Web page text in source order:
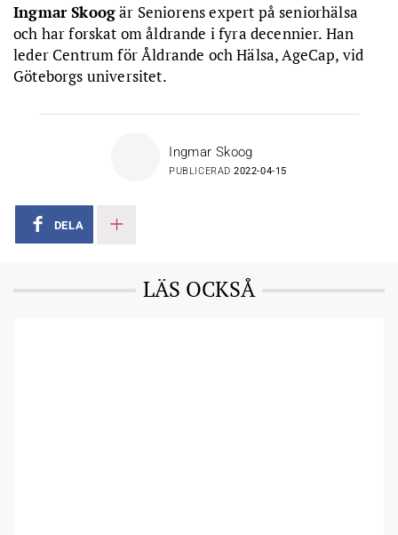
Ingmar Skoogär Seniorens expert på seniorhälsa
och har forskat om åldrande i fyra decennier. Han
leder Centrum för Åldrande och Hälsa, AgeCap, vid
Göteborgs universitet.
Ingmar Skoog
PUBLICERAD2022-04-15
DELA
LÄS OCKSÅ